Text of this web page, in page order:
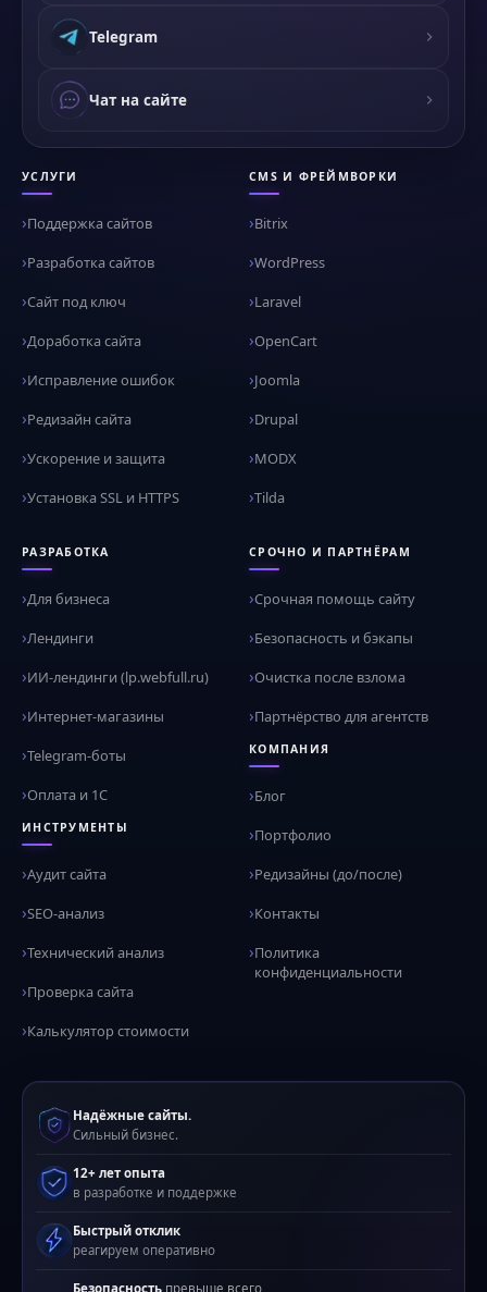
Telegram
Чат на сайте
УСЛУГИ
Поддержка сайтов
Разработка сайтов
Сайт под ключ
Доработка сайта
Исправление ошибок
Редизайн сайта
Ускорение и защита
Установка SSL и HTTPS
CMS И ФРЕЙМВОРКИ
Bitrix
WordPress
Laravel
OpenCart
Joomla
Drupal
MODX
Tilda
РАЗРАБОТКА
Для бизнеса
Лендинги
ИИ-лендинги (lp.webfull.ru)
Интернет-магазины
Telegram-боты
Оплата и 1С
ИНСТРУМЕНТЫ
Аудит сайта
SEO-анализ
Технический анализ
Проверка сайта
Калькулятор стоимости
СРОЧНО И ПАРТНЁРАМ
Срочная помощь сайту
Безопасность и бэкапы
Очистка после взлома
Партнёрство для агентств
КОМПАНИЯ
Блог
Портфолио
Редизайны (до/после)
Контакты
Политика
конфиденциальности
Надёжные сайты.
Сильный бизнес.
12+ лет опыта
в разработке и поддержке
Быстрый отклик
реагируем оперативно
Безопасность превыше всего